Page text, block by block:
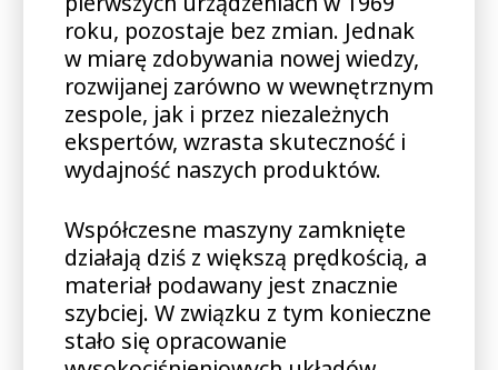
roku, pozostaje bez zmian. Jednak
w miarę zdobywania nowej wiedzy,
rozwijanej zarówno w wewnętrznym
zespole, jak i przez niezależnych
ekspertów, wzrasta skuteczność i
wydajność naszych produktów.
Współczesne maszyny zamknięte
działają dziś z większą prędkością, a
materiał podawany jest znacznie
szybciej. W związku z tym konieczne
stało się opracowanie